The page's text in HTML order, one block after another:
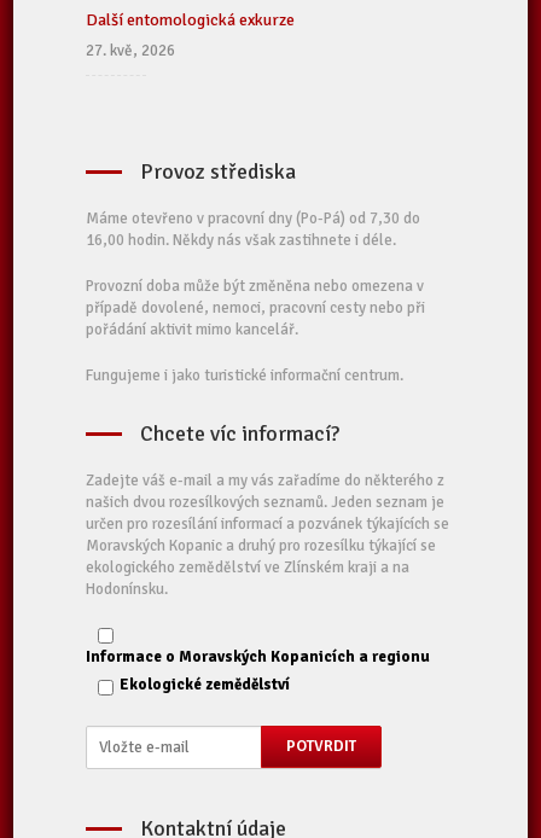
Další entomologická exkurze
27. kvě, 2026
Provoz střediska
Máme otevřeno v pracovní dny (Po-Pá) od 7,30 do
16,00 hodin. Někdy nás však zastihnete i déle.
Provozní doba může být změněna nebo omezena v
případě dovolené, nemoci, pracovní cesty nebo při
pořádání aktivit mimo kancelář.
Fungujeme i jako turistické informační centrum.
Chcete víc informací?
Zadejte váš e-mail a my vás zařadíme do některého z
našich dvou rozesílkových seznamů. Jeden seznam je
určen pro rozesílání informací a pozvánek týkajících se
Moravských Kopanic a druhý pro rozesílku týkající se
ekologického zemědělství ve Zlínském kraji a na
Hodonínsku.
Informace o Moravských Kopanicích a regionu
Ekologické zemědělství
Kontaktní údaje